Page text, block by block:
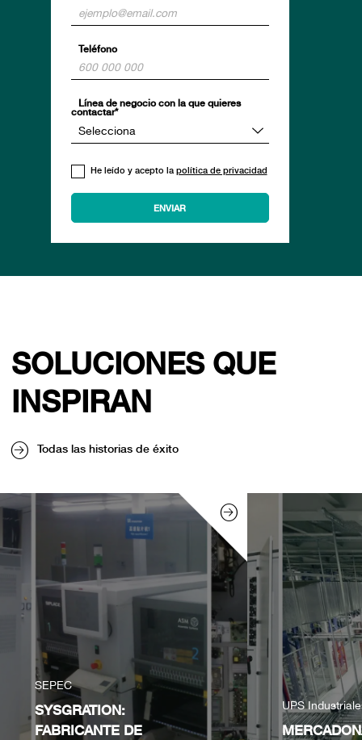
Teléfono
Línea de negocio con la que quieres
contactar*
He leído y acepto la política de privacidad
SOLUCIONES QUE
INSPIRAN
Todas las historias de éxito
SEPEC
SYSGRATION:
FABRICANTE DE
UPS